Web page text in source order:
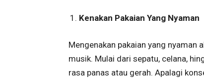
Kenakan Pakaian Yang Nyaman
Mengenakan pakaian yang nyaman
musik. Mulai dari sepatu, celana,
rasa panas atau gerah. Apalagi